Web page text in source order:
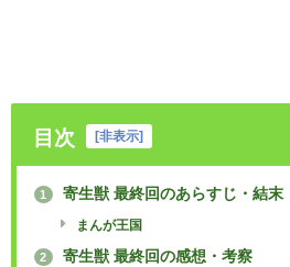
目次 [非表示]
1 寄生獣 最終回のあらすじ・結末
まんが王国
2 寄生獣 最終回の感想・考察